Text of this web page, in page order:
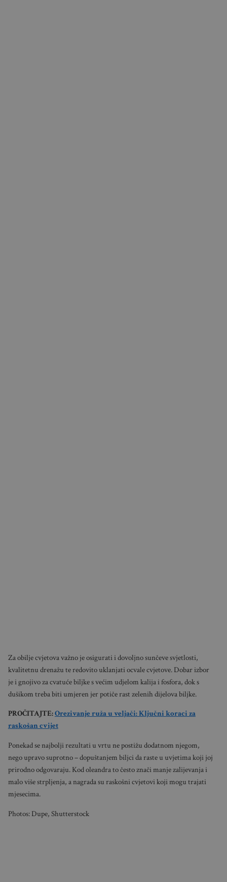
Za obilje cvjetova važno je osigurati i dovoljno sunčeve svjetlosti,
kvalitetnu drenažu te redovito uklanjati ocvale cvjetove. Dobar izbor
je i gnojivo za cvatuće biljke s većim udjelom kalija i fosfora, dok s
dušikom treba biti umjeren jer potiče rast zelenih dijelova biljke.
PROČITAJTE:Orezivanje ruža u veljači: Ključni koraci za
raskošan cvijet
Ponekad se najbolji rezultati u vrtu ne postižu dodatnom njegom,
nego upravo suprotno – dopuštanjem biljci da raste u uvjetima koji joj
prirodno odgovaraju. Kod oleandra to često znači manje zalijevanja i
malo više strpljenja, a nagrada su raskošni cvjetovi koji mogu trajati
mjesecima.
Photos: Dupe, Shutterstock